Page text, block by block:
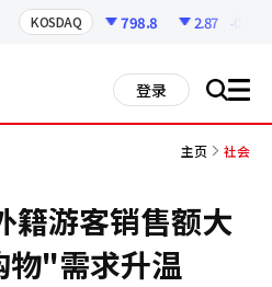
KOSDAQ 798.8 2.87 -0.36%
登录 搜 all
主页 社会
籍游客销售额大
物"需求升温